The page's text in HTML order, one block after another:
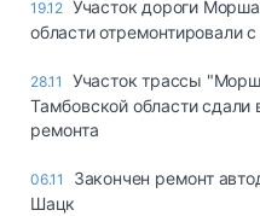
19.12 Участок дороги
области отремонтировали
28.11
Участок трассы
Тамбовской области сдали
ремонта
06.11
Закончен ремонт
Шацк